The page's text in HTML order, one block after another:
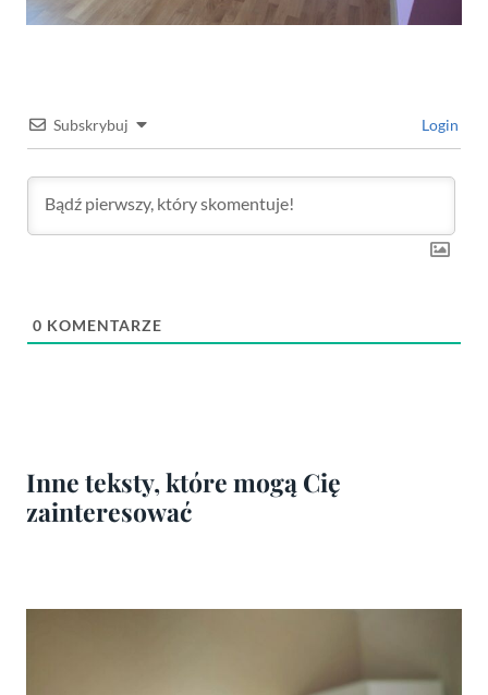
Subskrybuj Login
0 KOMENTARZE
Inne teksty, które mogą Cię
zainteresować